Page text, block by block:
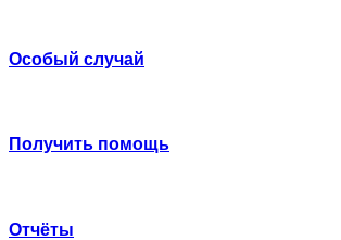
Особый случай
Получить помощь
Отчёты